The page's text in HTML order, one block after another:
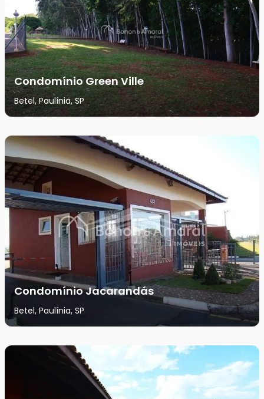
Condomínio Green Ville
Betel, Paulínia, SP
Condomínio Jacarandás
Betel, Paulínia, SP